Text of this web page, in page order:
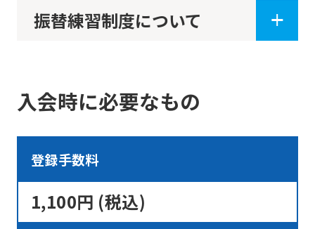
振替練習制度について
入会時に必要なもの
登録手数料
1,100円 (税込)
We
fully
the